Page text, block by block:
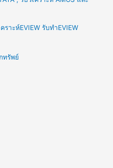
ราะห์EVIEW รับทำEVIEW
ทรัพย์